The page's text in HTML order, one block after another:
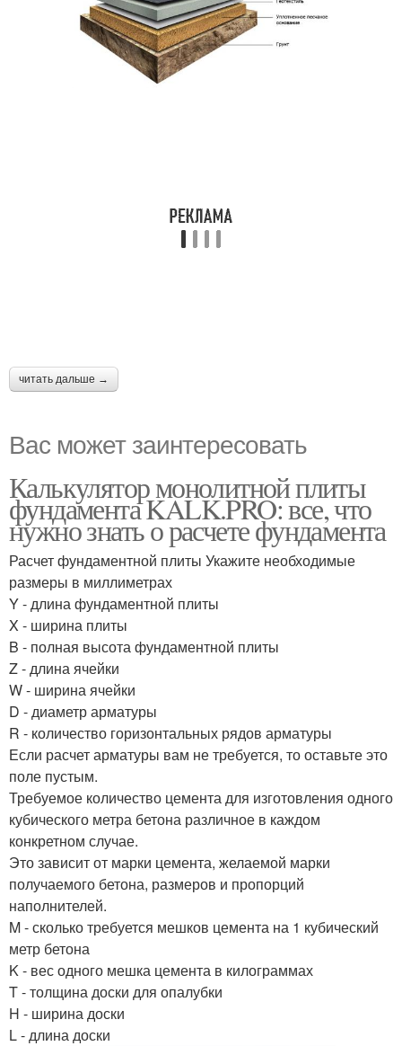
читать дальше →
Вас может заинтересовать
Калькулятор монолитной плиты
фундамента KALK.PRO: все, что
нужно знать о расчете фундамента
Расчет фундаментной плиты Укажите необходимые
размеры в миллиметрах
Y - длина фундаментной плиты
X - ширина плиты
B - полная высота фундаментной плиты
Z - длина ячейки
W - ширина ячейки
D - диаметр арматуры
R - количество горизонтальных рядов арматуры
Если расчет арматуры вам не требуется, то оставьте это
поле пустым.
Требуемое количество цемента для изготовления одного
кубического метра бетона различное в каждом
конкретном случае.
Это зависит от марки цемента, желаемой марки
получаемого бетона, размеров и пропорций
наполнителей.
M - сколько требуется мешков цемента на 1 кубический
метр бетона
K - вес одного мешка цемента в килограммах
T - толщина доски для опалубки
H - ширина доски
L - длина доски